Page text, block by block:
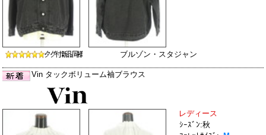
ブルゾン・スタジャン
Vin タックボリューム袖ブラウス
レディース
ｼｰｽﾞﾝ:秋